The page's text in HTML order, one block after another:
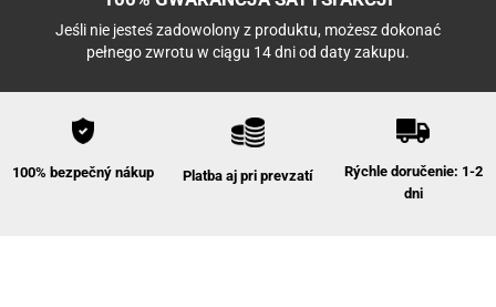
Jeśli nie jesteś zadowolony z produktu, możesz dokonać
pełnego zwrotu w ciągu 14 dni od daty zakupu.
100% bezpečný nákup Platba aj pri prevzatí
Rýchle doručenie: 1-2
dni